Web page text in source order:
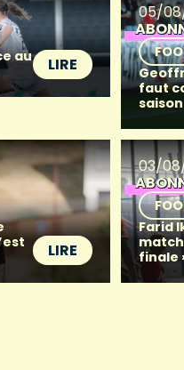
au
LIRE
05/
faut
LIRE
03/
Farid
finale